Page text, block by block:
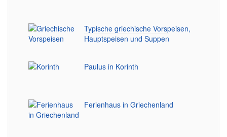
Typische griechische Vorspeisen,
Hauptspeisen und Suppen
Paulus in Korinth
Ferienhaus in Griechenland